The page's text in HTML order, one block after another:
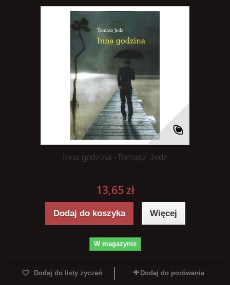
Inna godzina -Tomasz Jedz
13,65 zł
Dodaj do koszyka Więcej
W magazynie
Dodaj do listy życzeń Dodaj do porówania